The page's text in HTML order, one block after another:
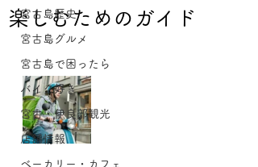
宮古島歴史
宮古島グルメ
宮古島で困ったら
バイク好き
宮古・伊良部観光
店舗情報
ベーカリー・カフェ
楽しむためのガイド